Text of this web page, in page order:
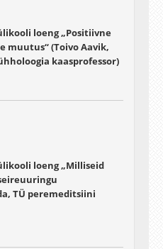
loeng „Positiivne
muutus“ (Toivo Aavik,
kaasprofessor)
loeng „Milliseid
TÜ peremeditsiini